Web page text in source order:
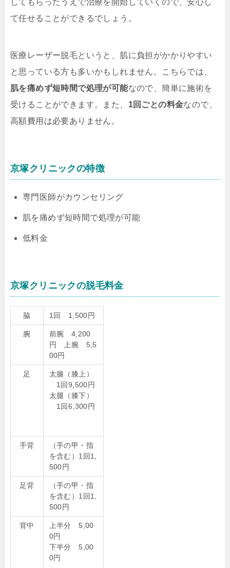
してもらったうえで治療を開始していくので、安心し
て任せることができるでしょう。
医療レーザー脱毛というと、肌に負担がかかりやすい
と思っている方も多いかもしれません。こちらでは、
肌を痛めず短時間で処理が可能なので、簡単に施術を
受けることができます。また、 1回ごとの料金なので、
高額費用は必要ありません。
京塚クリニックの特徴
専門医師がカウンセリング
肌を痛めず短時間で処理が可能
低料金
京塚クリニックの脱毛料金
脇 1回 1,500円
腕
前腕 4,200
円 上腕 5,5
00円
足
太腿（膝上）
1回9,500円
太腿（膝下）
1回6,300円
手背
（手の甲・指
を含む）1回1,
500円
足背
（手の甲・指
を含む）1回1,
500円
背中
上半分 5,00
0円
下半分 5,00
0円